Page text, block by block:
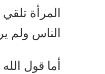
المرأة
الناس ولم
أما قول